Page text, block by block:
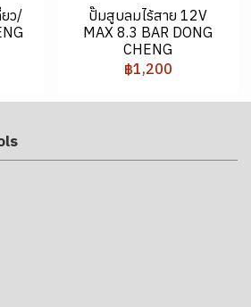
ยว/
ปั๊มสูบลมไร้สาย 12V
MAX 8.3 BAR DONG
CHENG
฿1,200